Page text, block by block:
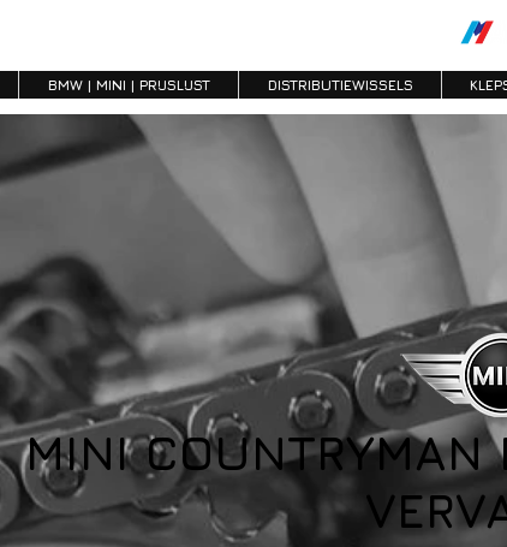
MINI COUNTRYMAN
BMW | MINI | PRIJSLIJST DISTRIBUTIEWISSELS